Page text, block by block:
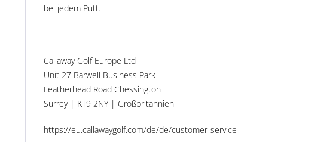
bei jedem Putt.
Callaway Golf Europe Ltd
Unit 27 Barwell Business Park
Leatherhead Road Chessington
Surrey | KT9 2NY | Großbritannien
https://eu.callawaygolf.com/de/de/customer-service